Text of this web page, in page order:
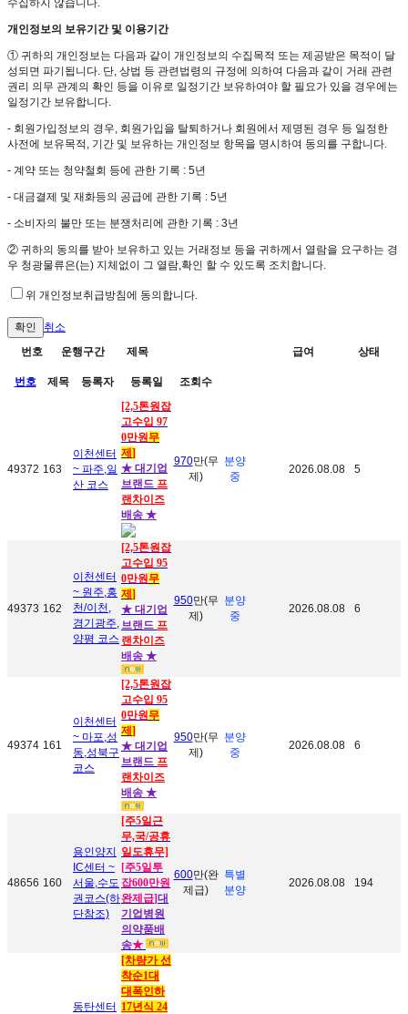
수집하지 않습니다.
개인정보의 보유기간 및 이용기간
① 귀하의 개인정보는 다음과 같이 개인정보의 수집목적 또는 제공받은 목적이 달
성되면 파기됩니다. 단, 상법 등 관련법령의 규정에 의하여 다음과 같이 거래 관련
권리 의무 관계의 확인 등을 이유로 일정기간 보유하여야 할 필요가 있을 경우에는
일정기간 보유합니다.
- 회원가입정보의 경우, 회원가입을 탈퇴하거나 회원에서 제명된 경우 등 일정한
사전에 보유목적, 기간 및 보유하는 개인정보 항목을 명시하여 동의를 구합니다.
- 계약 또는 청약철회 등에 관한 기록 : 5년
- 대금결제 및 재화등의 공급에 관한 기록 : 5년
- 소비자의 불만 또는 분쟁처리에 관한 기록 : 3년
② 귀하의 동의를 받아 보유하고 있는 거래정보 등을 귀하께서 열람을 요구하는 경
우 청광물류은(는) 지체없이 그 열람,확인 할 수 있도록 조치합니다.
위 개인정보취급방침에 동의합니다.
취소
번호
운행구간 제목 급여 상태
번호 제목 등록자 등록일 조회수
49372 163
이천센터
~ 파주,일
산 코스
[2,5톤원잡
고수입 97
0만원무
제 ]
★ 대기업
브랜드 프
랜차이즈
배송 ★
970만(무
제)
분양
중
2026.08.08 5
49373 162
이천센터
~ 원주,홍
천/이천,
경기광주,
양평 코스
[2,5톤원잡
고수입 95
0만원무
제 ]
★ 대기업
브랜드 프
랜차이즈
배송 ★
950만(무
제)
분양
중
2026.08.08 6
49374 161
이천센터
~ 마포,성
동,성북구
코스
[2,5톤원잡
고수입 95
0만원무
제 ]
★ 대기업
브랜드 프
랜차이즈
배송 ★
950만(무
제)
분양
중
2026.08.08 6
48656 160
용인양지
IC센터 ~
서울,수도
권코스(하
단참조)
[주5일근
무,국/공휴
일도휴무]
[주5일투
잡600만원
완제급]대
기업병원
의약품배
송★
600만(완
제급)
특별
분양
2026.08.08 194
동탄센터
[차량가 선
착순1대
대폭인하
17년식 24